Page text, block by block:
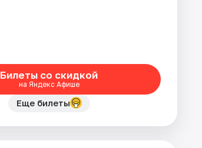
Билеты со скидкой
на Яндекс Афише
Еще билеты